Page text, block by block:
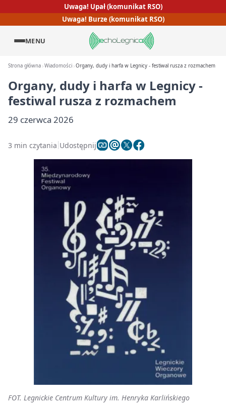
Uwaga! Upał (komunikat RSO)
Uwaga! Burze (komunikat RSO)
MENU
Strona główna Wiadomości Organy, dudy i harfa w Legnicy - festiwal rusza z rozmachem
Organy, dudy i harfa w Legnicy -
festiwal rusza z rozmachem
29 czerwca 2026
3 min czytania Udostępnij
FOT. Legnickie Centrum Kultury im. Henryka Karlińskiego